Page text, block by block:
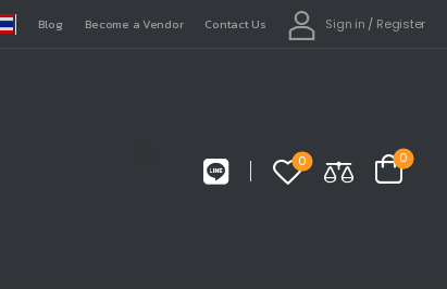
Blog Become a Vendor Contact Us Sign in / Register
0 0